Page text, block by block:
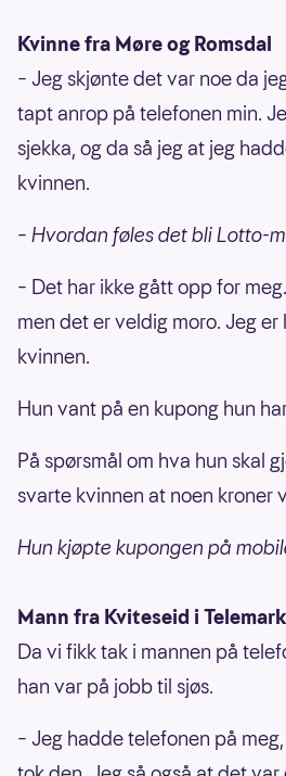
Kvinne fra Møre og Romsdal
– Jeg skjønte det var noe da
tapt anrop på telefonen min.
sjekka, og da så jeg at jeg
kvinnen.
– Hvordan føles det bli Lotto-
– Det har ikke gått opp for
men det er veldig moro. Jeg
kvinnen.
Hun vant på en kupong hun
På spørsmål om hva hun skal
svarte kvinnen at noen kroner
Hun kjøpte kupongen på
Mann fra Kviteseid i Telemark
Da vi fikk tak i mannen på
han var på jobb til sjøs.
– Jeg hadde telefonen på